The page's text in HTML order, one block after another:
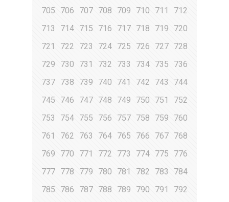
705
706 707 708 709 710 711
712
713
714 715 716 717 718 719
720
721
722 723 724 725 726 727 728
729
730 731 732 733 734 735
736
737 738 739 740 741 742 743
744
745
746 747 748 749 750 751
752
753
754 755 756 757 758 759
760
761
762 763 764 765 766 767 768
769
770 771 772 773 774 775
776
777 778 779 780 781 782 783
784
785
786 787 788 789 790 791
792